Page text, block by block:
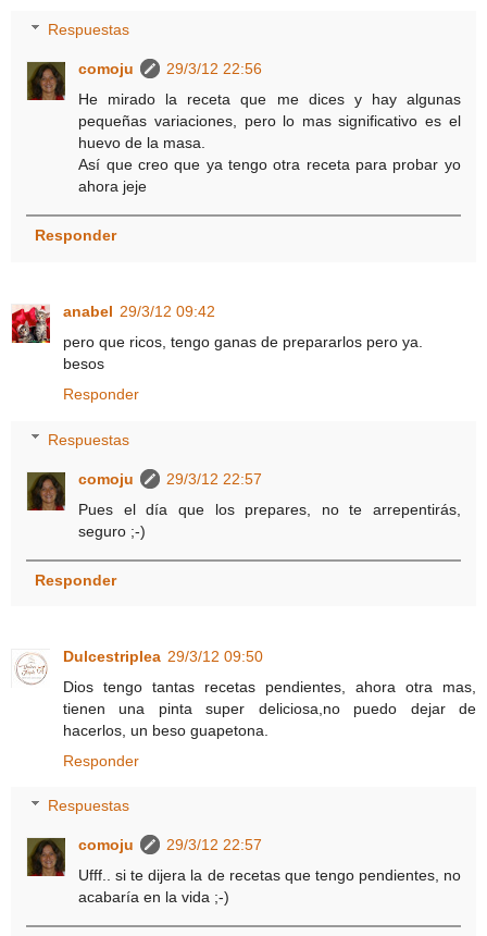
Respuestas
comoju
29/3/12 22:56
He mirado la receta que me dices y hay algunas
pequeñas variaciones, pero lo mas significativo es el
huevo de la masa.
Así que creo que ya tengo otra receta para probar yo
ahora jeje
Responder
anabel 29/3/12 09:42
pero que ricos, tengo ganas de prepararlos pero ya.
besos
Responder
Respuestas
comoju
29/3/12 22:57
Pues el día que los prepares, no te arrepentirás,
seguro ;-)
Responder
Dulcestriplea 29/3/12 09:50
Dios tengo tantas recetas pendientes, ahora otra mas,
tienen una pinta super deliciosa,no puedo dejar de
hacerlos, un beso guapetona.
Responder
Respuestas
comoju
29/3/12 22:57
Ufff.. si te dijera la de recetas que tengo pendientes, no
acabaría en la vida ;-)